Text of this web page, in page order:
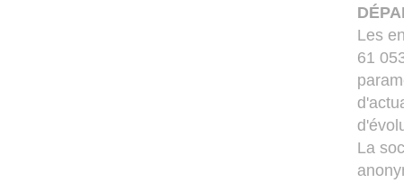
Les
61
La